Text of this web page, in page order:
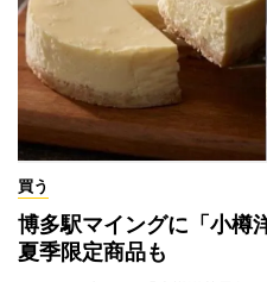
買う
博多駅マイングに「小樽
夏季限定商品も